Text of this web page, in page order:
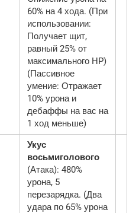
60% на 4 хода. (При
использовании:
Получает щит,
равный 25% от
максимального HP)
(Пассивное
умение: Отражает
10% урона и
дебаффы на вас на
1 ход меньше)
Укус
восьмиголового
(Атака): 480%
урона, 5
перезарядка. (Два
удара по 65% урона